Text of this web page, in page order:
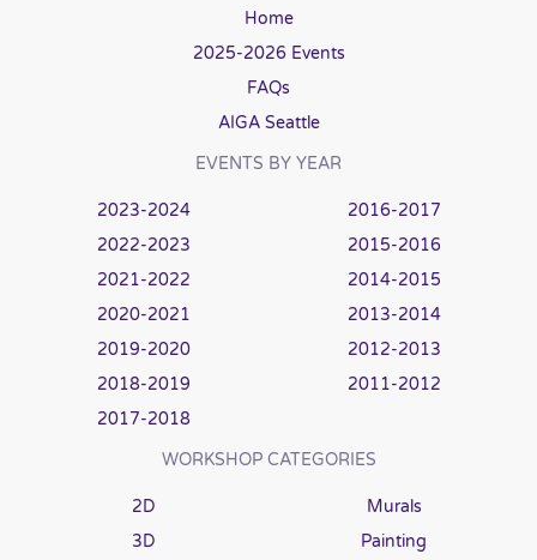
Home
2025-2026 Events
FAQs
AIGA Seattle
EVENTS BY YEAR
2023-2024
2022-2023
2021-2022
2020-2021
2019-2020
2018-2019
2017-2018
2016-2017
2015-2016
2014-2015
2013-2014
2012-2013
2011-2012
WORKSHOP CATEGORIES
2D
3D
Murals
Painting